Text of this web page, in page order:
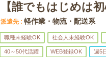
【誰でもはじめは
派遣先 軽作業・物流・配送系
職種未経験OK 社会人未経験OK
40～50代活躍 WEB登録OK 週5